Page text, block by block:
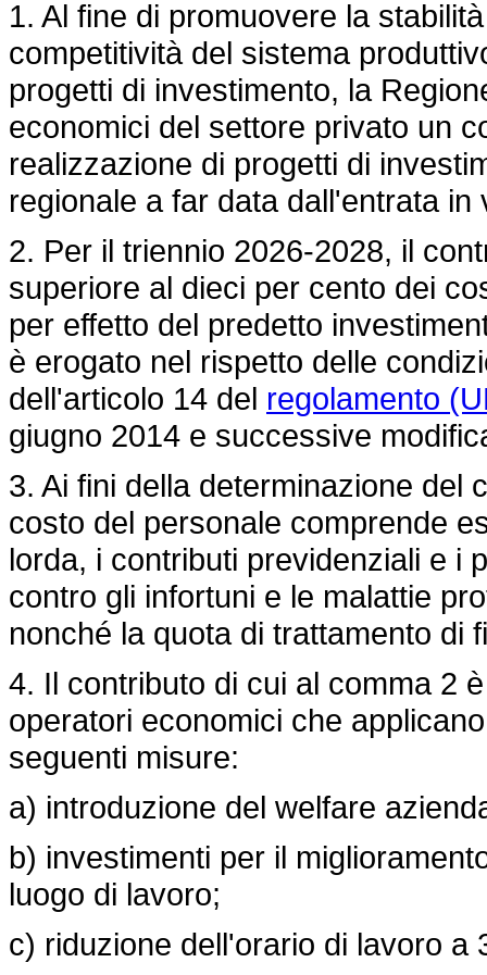
1. Al fine di promuovere la
competitività del sistema
progetti di investimento, la
economici del settore privato un
realizzazione di progetti di
regionale a far data dall'entrata
2. Per il triennio 2026-2028, il
superiore al dieci per cento dei
per effetto del predetto
è erogato nel rispetto delle
dell'articolo 14 del regolamento
giugno 2014 e successive
3. Ai fini della determinazione del
costo del personale comprende
lorda, i contributi previdenziali e i
contro gli infortuni e le malattie
nonché la quota di trattamento di
4. Il contributo di cui al comma 2
operatori economici che
seguenti misure:
a) introduzione del welfare
b) investimenti per il
luogo di lavoro;
c) riduzione dell'orario di lavoro a